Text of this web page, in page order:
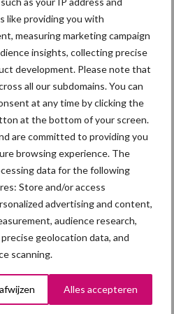
like providing you with
measuring marketing campaign
insights, collecting precise
development. Please note that
all our subdomains. You can
at any time by clicking the
at the bottom of your screen.
are committed to providing you
browsing experience. The
data for the following
Store and/or access
advertising and content,
audience research,
geolocation data, and
scanning.
Alles accepteren
in het najaar
blijft grillig:
en geopolitiek houden
de greep
praktische
is in Polen
ooit”
voor
hyopneumoniae
onderstreept dat
belangrijk is, zeker nu